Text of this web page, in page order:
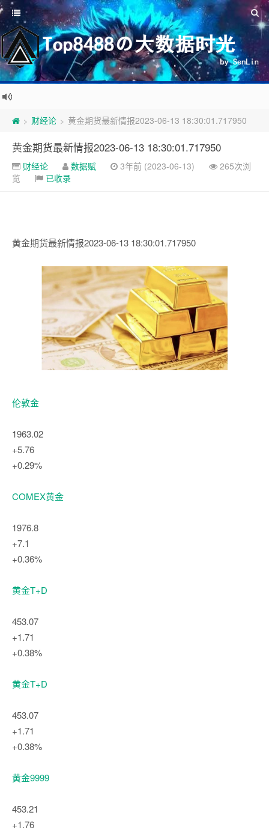
> 财经论 > 黄金期货最新情报2023-06-13 18:30:01.717950
黄金期货最新情报2023-06-13 18:30:01.717950
财经论 数据赋 3年前 (2023-06-13)
265次浏
览
已收录
黄金期货最新情报2023-06-13 18:30:01.717950
伦敦金
1963.02
+5.76
+0.29%
COMEX黄金
1976.8
+7.1
+0.36%
黄金T+D
453.07
+1.71
+0.38%
黄金T+D
453.07
+1.71
+0.38%
黄金9999
453.21
+1.76